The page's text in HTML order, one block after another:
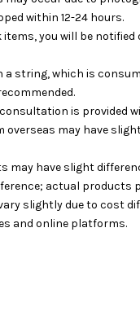
within 12-24 hours.
you will be notified
a string, which is
is provided
overseas may have
may have slight
actual products
slightly due to cost
and online platforms.